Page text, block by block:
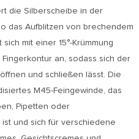
die Silberscheibe in der
das Aufblitzen von brechendem
mit einer 15°-Krümmung
an, sodass sich der
und schließen lässt. Die
M45-Feingewinde, das
Pipetten oder
und sich für verschiedene